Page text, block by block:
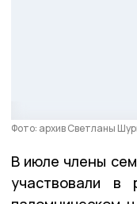
Фото: архив Светланы
В июле члены
участвовали в